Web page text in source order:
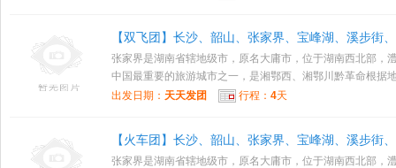
【双飞团】长沙、韶山、张家界、宝峰湖、溪步街
张家界是湖南省辖地级市，原名大庸市，位于湖南西北部，
中国最重要的旅游城市之一，是湘鄂西、湘鄂川黔革命根据
出发日期： 天天发团 行程： 4天
【火车团】长沙、韶山、张家界、宝峰湖、溪步街
张家界是湖南省辖地级市，原名大庸市，位于湖南西北部，